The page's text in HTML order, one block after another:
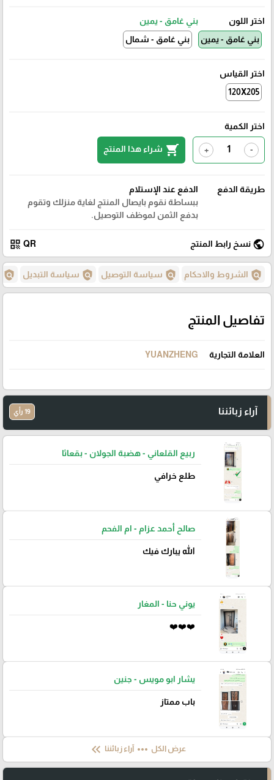
اختر اللون
بني غامق - يمين
بني غامق - يمين
بني غامق - شمال
اختر القياس
120X205
اختر الكمية
-
+
shopping_cart شراء هذا المنتج
طريقة الدفع
الدفع عند الإستلام
ببساطة نقوم بايصال المنتج لغاية منزلك وتقوم
بدفع الثمن لموظف التوصيل.
public نسخ رابط المنتج QR
qr_code
policy الشروط والاحكام policy سياسة التوصيل policy سياسة التبديل policy
تفاصيل المنتج
العلامة التجارية YUANZHENG
آراء زبائننا 19 رأي
ربيع القلعاني - هضبة الجولان - بقعاثا
طلع خرافي
صالح أحمد عزام - ام الفحم
الله يبارك فيك
يوني حنا - المغار
❤️❤️❤️
يشار ابو مويس - جنين
باب ممتاز
عرض الكل more_horiz آراء زبائننا keyboard_double_arrow_left